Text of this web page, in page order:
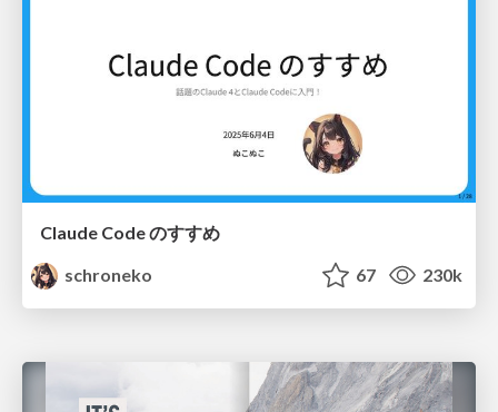
Claude Code のすすめ
schroneko
67 230k